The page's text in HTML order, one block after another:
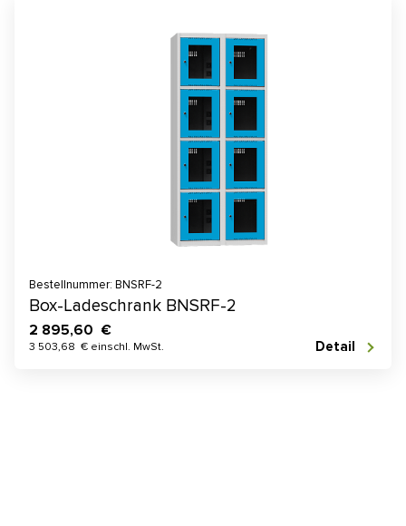
Bestellnummer: BNSRF-2
Box-Ladeschrank BNSRF-2
2 895,60 €
3 503,68 € einschl. MwSt. Detail